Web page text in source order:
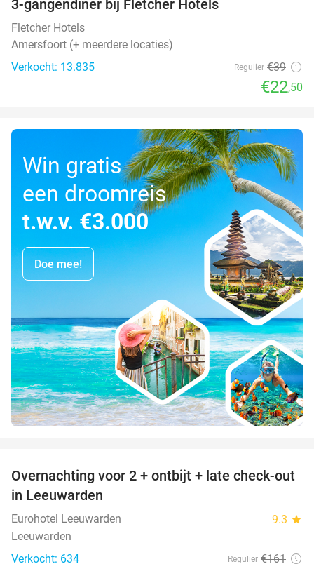
3-gangendiner bij Fletcher Hotels
Fletcher Hotels
Amersfoort (+ meerdere locaties)
Verkocht: 13.835
Regulier €39
€22,50
Win gratis
een droomreis
t.w.v. €3.000
Doe mee!
39%
Overnachting voor 2 + ontbijt + late check-out
in Leeuwarden
Eurohotel Leeuwarden 9.3 star
Leeuwarden
Verkocht: 634
Regulier €161